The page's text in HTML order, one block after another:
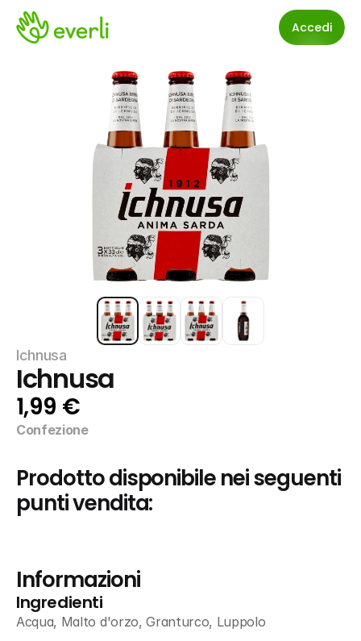
Accedi
Ichnusa
Ichnusa
1,99 €
Confezione
Prodotto disponibile nei seguenti
punti vendita:
Informazioni
Ingredienti
Acqua, Malto d'orzo, Granturco, Luppolo